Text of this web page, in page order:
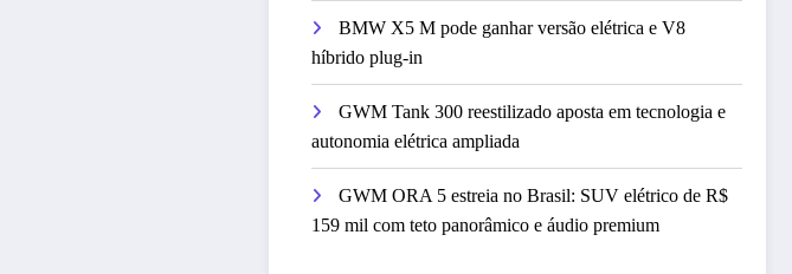
BMW X5 M pode ganhar versão elétrica e V8
híbrido plug-in
GWM Tank 300 reestilizado aposta em tecnologia e
autonomia elétrica ampliada
GWM ORA 5 estreia no Brasil: SUV elétrico de R$
159 mil com teto panorâmico e áudio premium